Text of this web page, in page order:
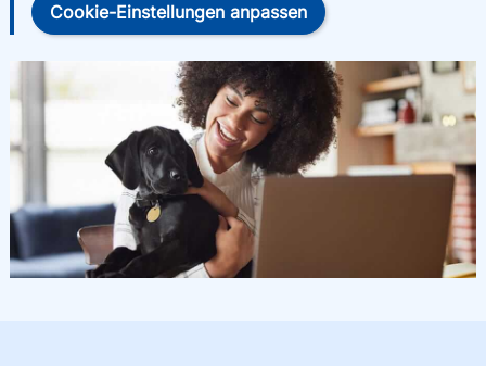
Cookie-Einstellungen anpassen